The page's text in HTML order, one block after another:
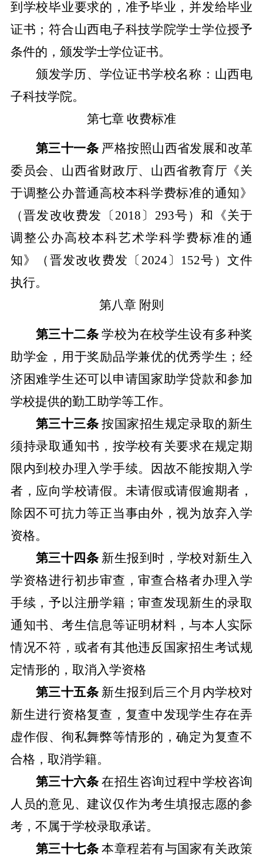
到学校毕业要求的，准予毕业，并发给毕业
证书；符合山西电子科技学院学士学位授予
条件的，颁发学士学位证书。
颁发学历、学位证书学校名称：山西电
子科技学院。
第七章 收费标准
第三十一条 严格按照山西省发展和改革
委员会、山西省财政厅、山西省教育厅《关
于调整公办普通高校本科学费标准的通知》
（晋发改收费发〔 2018 〕 293号）和《关于
调整公办高校本科艺术学科学费标准的通
知》（晋发改收费发〔 2024〕 152号）文件
执行。
第八章 附则
第三十二条学校为在校学生设有多种奖
助学金，用于奖励品学兼优的优秀学生；经
济困难学生还可以申请国家助学贷款和参加
学校提供的勤工助学等工作。
第三十三条按国家招生规定录取的新生
须持录取通知书，按学校有关要求在规定期
限内到校办理入学手续。因故不能按期入学
者，应向学校请假。未请假或请假逾期者，
除因不可抗力等正当事由外，视为放弃入学
资格。
第三十四条 新生报到时，学校对新生入
学资格进行初步审查，审查合格者办理入学
手续，予以注册学籍；审查发现新生的录取
通知书、考生信息等证明材料，与本人实际
情况不符，或者有其他违反国家招生考试规
定情形的，取消入学资格
第三十五条 新生报到后三个月内学校对
新生进行资格复查，复查中发现学生存在弄
虚作假、徇私舞弊等情形的，确定为复查不
合格，取消学籍。
第三十六条在招生咨询过程中学校咨询
人员的意见、建议仅作为考生填报志愿的参
考，不属于学校录取承诺。
第三十七条本章程若有与国家有关政策